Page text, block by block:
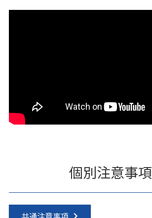
個別注意事項